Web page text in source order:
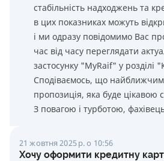
стабільність надходжень та
в цих показниках можуть
і ми одразу повідомимо Вас
час від часу переглядати
застосунку "MyRaif" у розділі
Сподіваємось, що найближчим
пропозиція, яка буде цікавою
З повагою і турботою,
21 жовтня 2025 р. о 10:56
Хочу оформити кредитну